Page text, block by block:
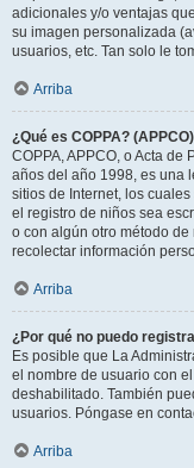
adicionales y/o ventajas
su imagen personalizada
usuarios, etc. Tan solo le
Arriba
¿Qué es COPPA? (APPCO)
COPPA, APPCO, o Acta
años del año 1998, es una
sitios de Internet, los
el registro de niños sea
o con algún otro método
recolectar información
Arriba
¿Por qué no puedo
Es posible que La
el nombre de usuario con
deshabilitado. También
usuarios. Póngase en
Arriba